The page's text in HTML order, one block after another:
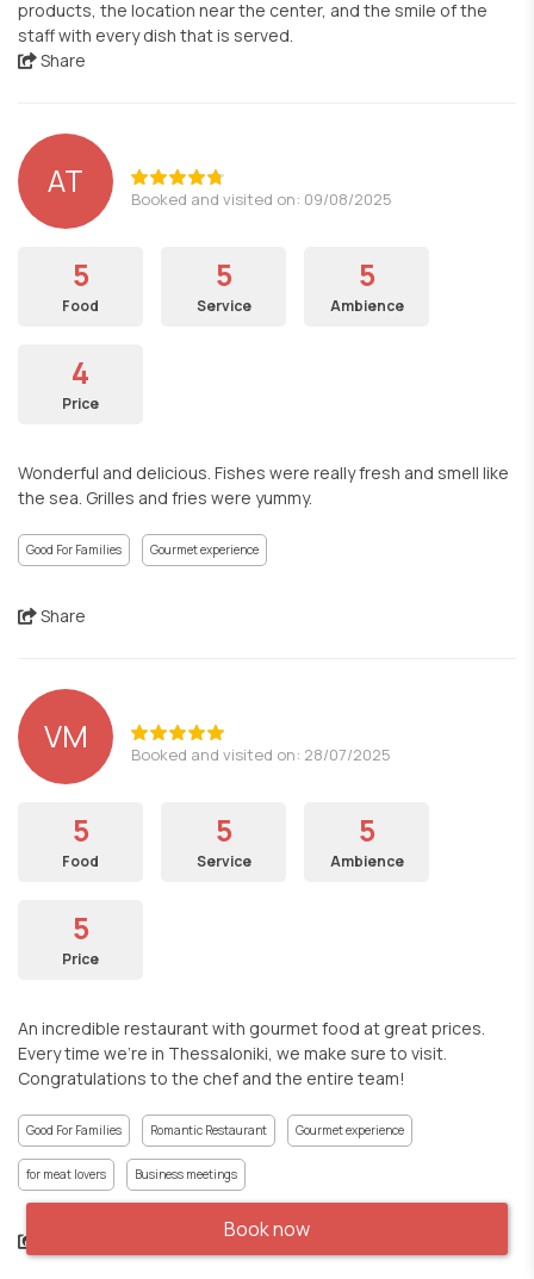
products, the location near the center, and the smile of the
staff with every dish that is served.
Share
AT Booked and visited on: 09/08/2025
5
Food
5
Service
5
Ambience
4
Price
Wonderful and delicious. Fishes were really fresh and smell like
the sea. Grilles and fries were yummy.
Good For Families Gourmet experience
Share
VM Booked and visited on: 28/07/2025
5
Food
5
Service
5
Ambience
5
Price
An incredible restaurant with gourmet food at great prices.
Every time we’re in Thessaloniki, we make sure to visit.
Congratulations to the chef and the entire team!
Good For Families Romantic Restaurant Gourmet experience
for meat lovers Business meetings
Book now